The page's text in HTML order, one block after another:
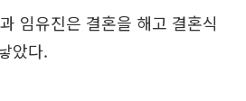
임유진은 결혼을 해고 결혼식
았다.